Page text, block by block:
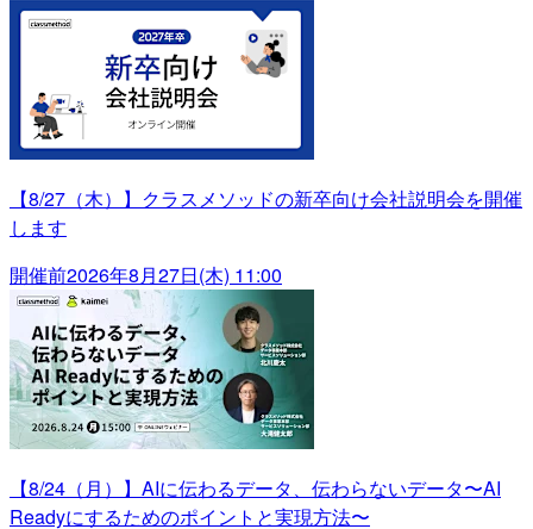
【8/27（木）】クラスメソッドの新卒向け会社説明会を開催
します
開催前2026年8月27日(木) 11:00
【8/24（月）】AIに伝わるデータ、伝わらないデータ〜AI
Readyにするためのポイントと実現方法〜